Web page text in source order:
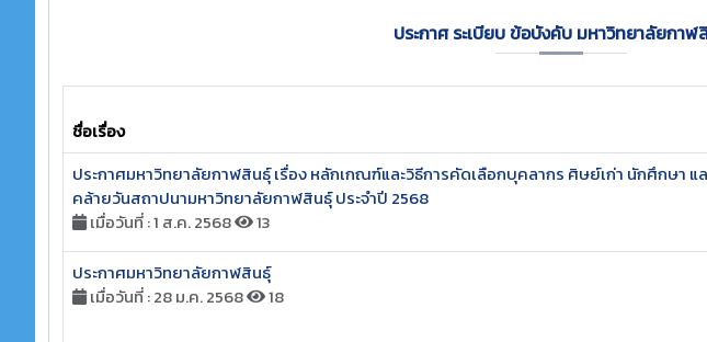
ประกาศ ระเบียบ ข้อบังคับ มหาวิทยาลัยกาฬ
ชื่อเรื่อง
ประกาศมหาวิทยาลัยกาฬสินธุ์ เรื่อง หลักเกณฑ์และวิธีการคัดเลือกบุคลากร ศิษย์เก่า นักศึกษา แ
คล้ายวันสถาปนามหาวิทยาลัยกาฬสินธุ์ ประจำปี 2568
เมื่อวันที่ : 1 ส.ค. 2568
13
ประกาศมหาวิทยาลัยกาฬสินธุ์
เมื่อวันที่ : 28 ม.ค. 2568
18